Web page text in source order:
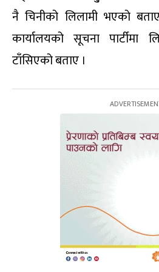
नै चिनीको लिलामी भएको
कार्यालयको सूचना पार्टीमा
टाँसिएको बताए ।